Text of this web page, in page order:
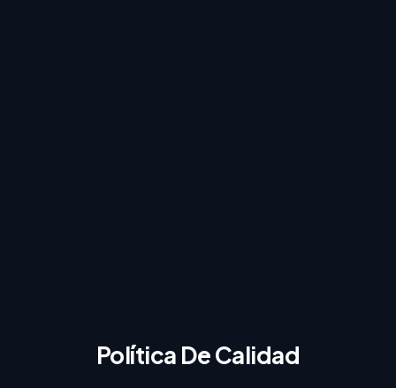
Política De Calidad